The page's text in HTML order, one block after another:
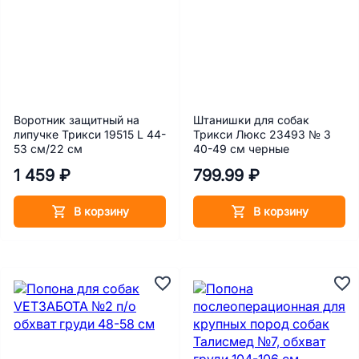
Воротник защитный на
липучке Трикси 19515 L 44-
53 см/22 см
1 459 ₽
В корзину
Штанишки для собак
Трикси Люкс 23493 № 3
40-49 см черные
799.99 ₽
В корзину